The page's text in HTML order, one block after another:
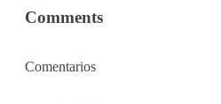
Comments
Comentarios